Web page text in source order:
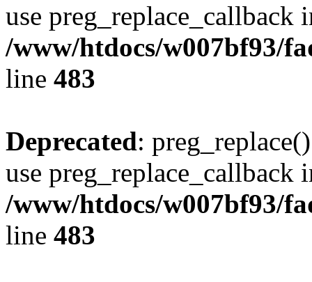
use preg_replace_callback
/www/htdocs/w007bf93/
line 483
Deprecated:
use preg_replace_callback
/www/htdocs/w007bf93/
line 483